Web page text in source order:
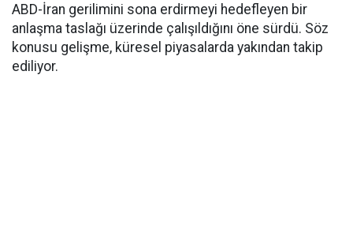
ABD-İran gerilimini sona erdirmeyi hedefleyen bir
anlaşma taslağı üzerinde çalışıldığını öne sürdü. Söz
konusu gelişme, küresel piyasalarda yakından takip
ediliyor.